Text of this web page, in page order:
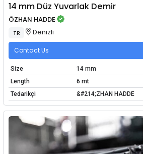
14 mm Düz Yuvarlak Demir
ÖZHAN HADDE
TR Denizli
Contact Us
Size
14 mm
Length
6 mt
Tedarikçi
&#214;ZHAN HADDE